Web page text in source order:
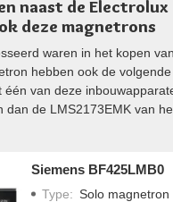
naast de Electrolux
deze magnetrons
waren in het kopen
hebben ook de
één van deze
dan de LMS2173EMK van
Siemens BF425LMB0
Type: Solo magnetron